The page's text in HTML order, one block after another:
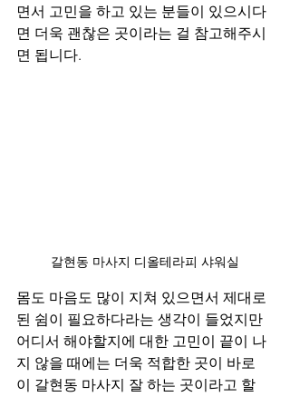
면서 고민을 하고 있는 분들이 있으시다
면 더욱 괜찮은 곳이라는 걸 참고해주시
면 됩니다.
갈현동 마사지 디올테라피 샤워실
몸도 마음도 많이 지쳐 있으면서 제대로
된 쉼이 필요하다라는 생각이 들었지만
어디서 해야할지에 대한 고민이 끝이 나
지 않을 때에는 더욱 적합한 곳이 바로
이 갈현동 마사지 잘 하는 곳이라고 할